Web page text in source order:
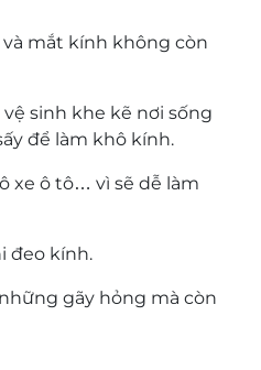
mắt kính không còn
vệ sinh khe kẽ nơi sống
để làm khô kính.
xe ô tô… vì sẽ dễ làm
đeo kính.
gãy hỏng mà còn